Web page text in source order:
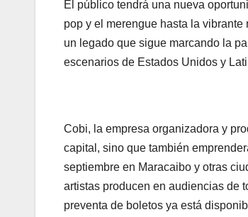
El público tendrá una nueva
pop y el merengue hasta la
un legado que sigue marcando la
escenarios de Estados Unidos y
Cobi, la empresa organizadora y
capital, sino que también
septiembre en Maracaibo y otras
artistas producen en audiencias de
preventa de boletos ya está